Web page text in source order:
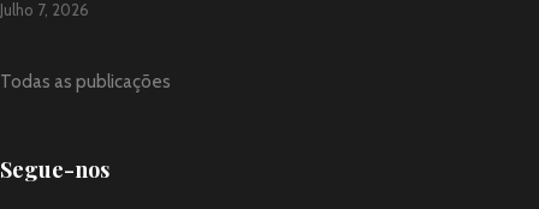
Julho 7, 2026
Todas as publicações
Segue-nos